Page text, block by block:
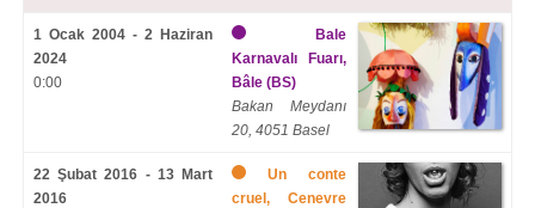
1 Ocak 2004 - 2 Haziran
2024
0:00
Bale
Karnavalı Fuarı,
Bâle (BS)
Bakan Meydanı
20, 4051 Basel
22 Şubat 2016 - 13 Mart
2016
Un conte
cruel, Cenevre